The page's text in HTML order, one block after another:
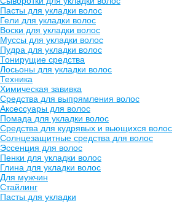
Пасты для укладки волос
Гели для укладки волос
Воски для укладки волос
Муссы для укладки волос
Пудра для укладки волос
Тонирущие средства
Лосьоны для укладки волос
Техника
Химическая завивка
Средства для выпрямления волос
Аксессуары для волос
Помада для укладки волос
Средства для кудрявых и вьющихся волос
Солнцезащитные средства для волос
Эссенция для волос
Пенки для укладки волос
Глина для укладки волос
Для мужчин
Стайлинг
Пасты для укладки